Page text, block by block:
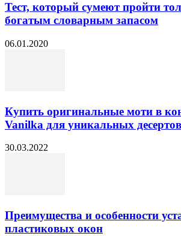
Тест, который сумеют пройти
богатым словарным запасом
06.01.2020
Купить оригинальные моти в
Vanilka для уникальных десертов
30.03.2022
Преимущества и особенности
пластиковых окон